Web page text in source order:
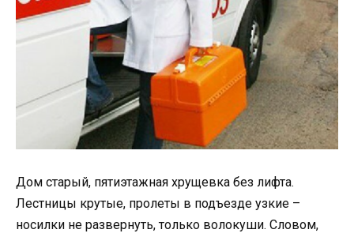
Дом старый, пятиэтажная хрущевка без лифта.
Лестницы крутые, пролеты в подъезде узкие –
носилки не развернуть, только волокуши. Словом,